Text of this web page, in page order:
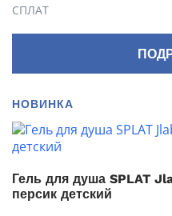
СПЛАТ
НОВИНКА
Гель для душа SPLAT
персик детский